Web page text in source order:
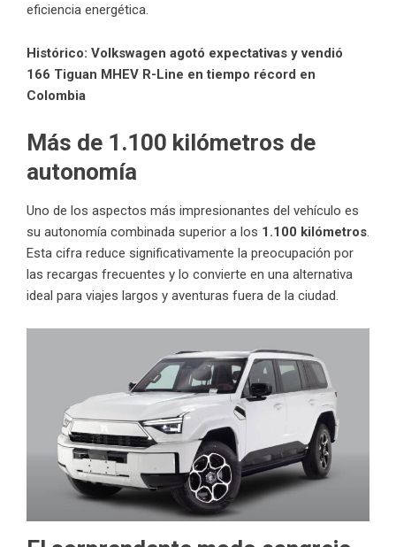
eficiencia energética.
Histórico: Volkswagen agotó expectativas y vendió
166 Tiguan MHEV R-Line en tiempo récord en
Colombia
Más de 1.100 kilómetros de
autonomía
Uno de los aspectos más impresionantes del vehículo es
su autonomía combinada superior a los 1.100 kilómetros.
Esta cifra reduce significativamente la preocupación por
las recargas frecuentes y lo convierte en una alternativa
ideal para viajes largos y aventuras fuera de la ciudad.